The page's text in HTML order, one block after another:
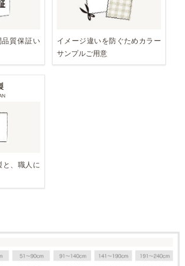
質保証い
イメージ違いを防ぐためカラー
サンプルご用意
と、職人に